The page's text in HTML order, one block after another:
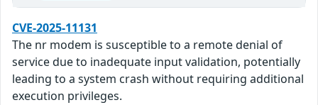
CVE-2025-11131
The nr modem is susceptible to a remote denial of
service due to inadequate input validation, potentially
leading to a system crash without requiring additional
execution privileges.